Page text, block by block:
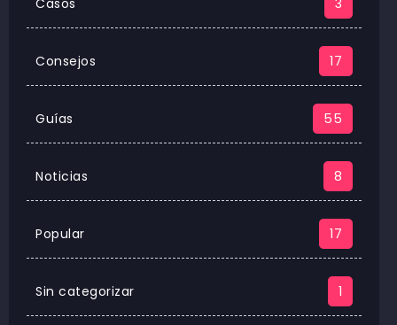
Consejos 17
Guías 55
Noticias 8
Popular 17
Sin categorizar 1